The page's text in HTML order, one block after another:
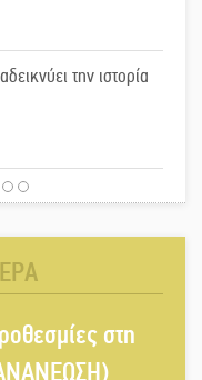
την ιστορία
Μπύρας στην
ΝΔ – ΕΛΑΣ στη